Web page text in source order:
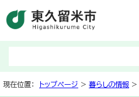
現在位置： トップページ > 暮らしの情報 >